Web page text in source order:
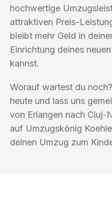
hochwertige
attraktiven Preis-
bleibt mehr Geld in
Einrichtung deines
kannst.
Worauf wartest du
heute und lass uns
von Erlangen nach Cluj-
auf Umzugskönig
deinen Umzug zum